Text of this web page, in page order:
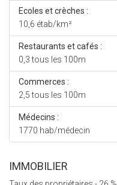
Ecoles et crèches :
10,6 étab/km²
Restaurants et cafés :
0,3 tous les 100m
Commerces :
2,5 tous les 100m
Médecins :
1770 hab/médecin
IMMOBILIER